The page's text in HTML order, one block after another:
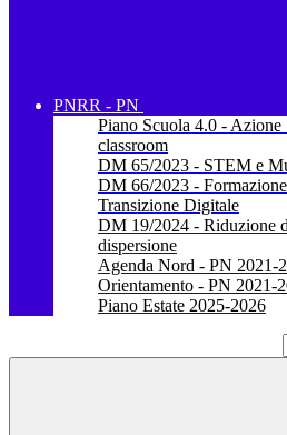
PNRR - PN
Piano Scuola 4.0 -
classroom
DM 65/2023 - STEM e
DM 66/2023 -
Transizione Digitale
DM 19/2024 - Riduzione
dispersione
Agenda Nord - PN 2021-
Orientamento - PN 2021-
Piano Estate 2025-2026